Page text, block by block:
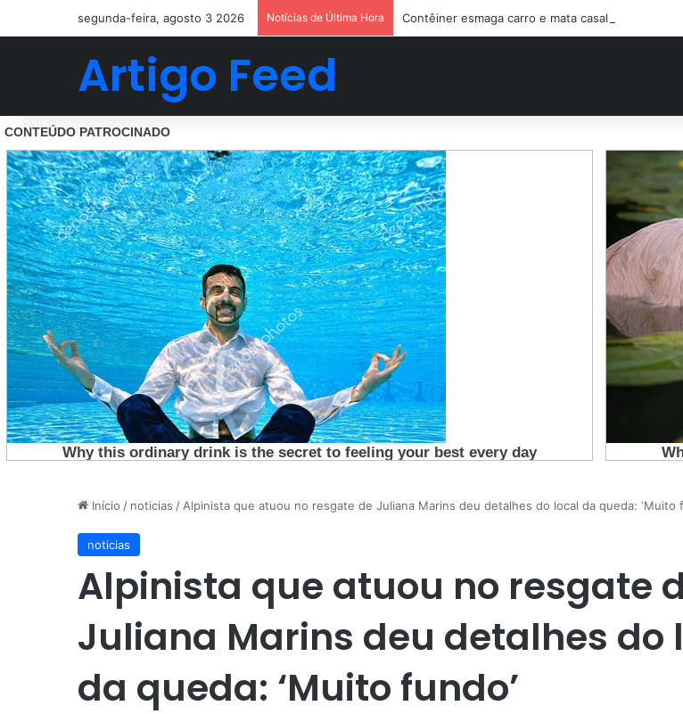
segunda-feira, agosto 3 2026 Notícias de Última Hora Contêiner esmaga carro e mata casal na BR-470;
Artigo Feed
Início / noticias / Alpinista que atuou no resgate de Juliana Marins deu detalhes do local da queda: ‘Muito
noticias
Alpinista que atuou no resgate
Juliana Marins deu detalhes do
da queda: ‘Muito fundo’